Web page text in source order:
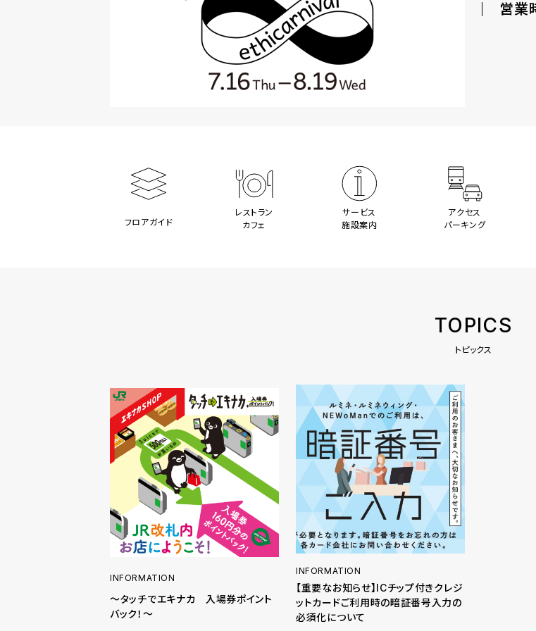
営業
フロアガイド
レストラン
カフェ
サービス
施設案内
アクセス
パーキング
TOPICS
トピックス
INFORMATION
～タッチでエキナカ 入場券ポイント
バック！～
INFORMATION
【重要なお知らせ】ICチップ付きクレジ
ットカードご利用時の暗証番号入力の
必須化について